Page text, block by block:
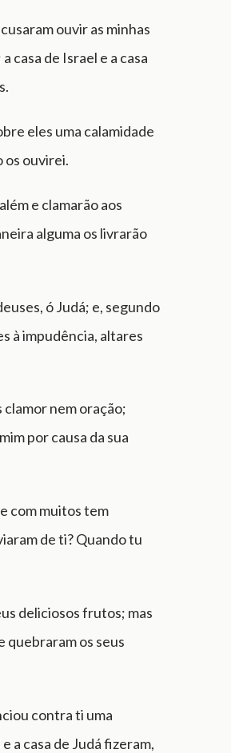
ouvir as minhas
casa de Israel e a casa
eles uma calamidade
os ouvirei.
e clamarão aos
alguma os livrarão
ó Judá; e, segundo
à impudência, altares
clamor nem oração;
por causa da sua
com muitos tem
de ti? Quando tu
deliciosos frutos; mas
quebraram os seus
contra ti uma
a casa de Judá fizeram,